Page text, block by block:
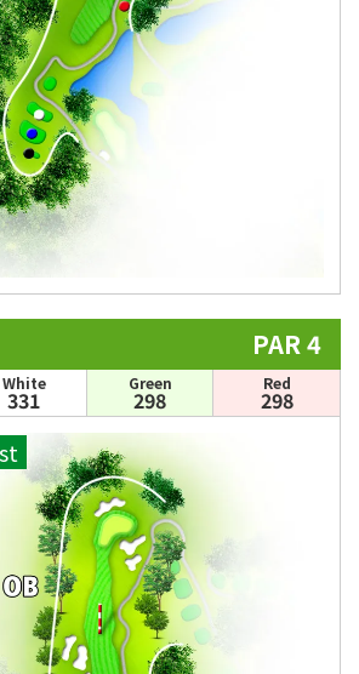
PAR 4
White
331
Green
298
Red
298